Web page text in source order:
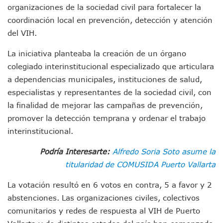
Munguía Es El Sexto Mejor Alcalde De Jalisco, Según
ATM Incorpora 20 Nuevos Camiones Al Corredor Bahía
Colectivos Piden A Lemus Más Ministerios Públicos Para
Caída De “El Mencho” Elevó Percepción De Inseguridad
Mercado Vallarta Incluye Reúne A Emprendedores
Morenistas Imparten Taller En Puerto Vallarta
CEDHJ Señala Violaciones A Derechos De Víctima De
Ayutla Bajo Investigación Tras Reporte De Posible
Maleza Crece En Camellones De La Principal Avenida
Lluvias E Inundaciones No Detienen El Transporte Público
Entregan Aparato Auditivo A Don Juan Ramírez En Puerto
Juan Carlos Castro Realiza Asamblea Informativa En La
Viajar A Puerto Vallarta Este Verano Puede Costar Hasta
Buscan Reducir Riesgos Por Cocodrilos En Playas De
Plantean “Ley Don Juanito” Al Diputado Federal Bruno
Vecinos De La Playita Reciben A Juan Carlos Castro
Asesinan En Oaxaca Al Periodista Francisco Alejandro
organizaciones de la sociedad civil para fortalecer la
coordinación local en prevención, detección y atención
del VIH.
La iniciativa planteaba la creación de un órgano
colegiado interinstitucional especializado que articulara
a dependencias municipales, instituciones de salud,
especialistas y representantes de la sociedad civil, con
la finalidad de mejorar las campañas de prevención,
promover la detección temprana y ordenar el trabajo
interinstitucional.
Podría Interesarte: Alfredo Soria Soto asume la
titularidad de COMUSIDA Puerto Vallarta
La votación resultó en 6 votos en contra, 5 a favor y 2
abstenciones. Las organizaciones civiles, colectivos
comunitarios y redes de respuesta al VIH de Puerto